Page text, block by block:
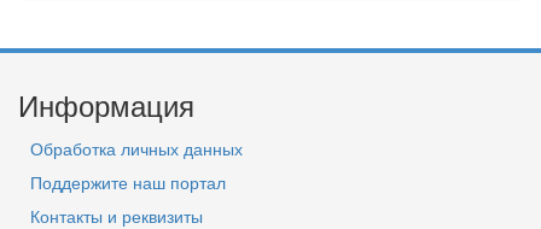
Информация
Обработка личных данных
Поддержите наш портал
Контакты и реквизиты